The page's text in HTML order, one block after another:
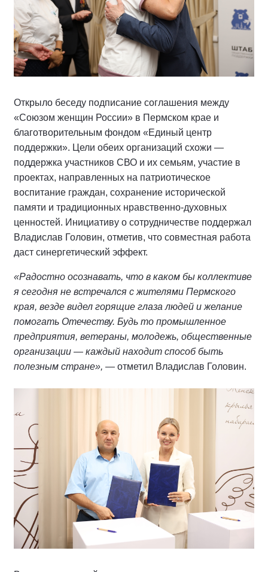
Открыло беседу подписание соглашения между
«Союзом женщин России» в Пермском крае и
благотворительным фондом «Единый центр
поддержки». Цели обеих организаций схожи —
поддержка участников СВО и их семьям, участие в
проектах, направленных на патриотическое
воспитание граждан, сохранение исторической
памяти и традиционных нравственно-духовных
ценностей. Инициативу о сотрудничестве поддержал
Владислав Головин, отметив, что совместная работа
даст синергетический эффект.
«Радостно осознавать, что в каком бы коллективе
я сегодня не встречался с жителями Пермского
края, везде видел горящие глаза людей и желание
помогать Отечеству. Будь то промышленное
предприятия, ветераны, молодежь, общественные
организации — каждый находит способ быть
полезным стране», — отметил Владислав Головин.